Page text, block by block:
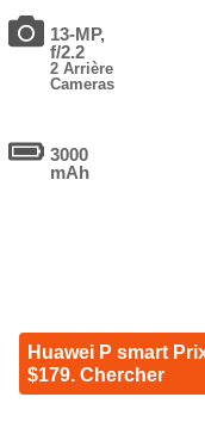
13-MP,
f/2.2
2 Arrière
Cameras
3000
mAh
Huawei P smart
$179. Chercher